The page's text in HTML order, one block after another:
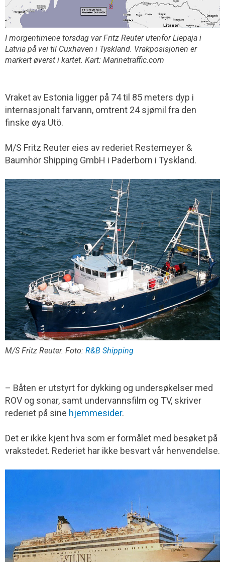
I morgentimene torsdag var Fritz Reuter utenfor Liepaja i
Latvia på vei til Cuxhaven i Tyskland. Vrakposisjonen er
markert øverst i kartet. Kart: Marinetraffic.com
Vraket av Estonia ligger på 74 til 85 meters dyp i
internasjonalt farvann, omtrent 24 sjømil fra den
finske øya Utö.
M/S Fritz Reuter eies av rederiet Restemeyer &
Baumhör Shipping GmbH i Paderborn i Tyskland.
M/S Fritz Reuter. Foto: R&B Shipping
– Båten er utstyrt for dykking og undersøkelser med
ROV og sonar, samt undervannsfilm og TV, skriver
rederiet på sine hjemmesider.
Det er ikke kjent hva som er formålet med besøket på
vrakstedet. Rederiet har ikke besvart vår henvendelse.